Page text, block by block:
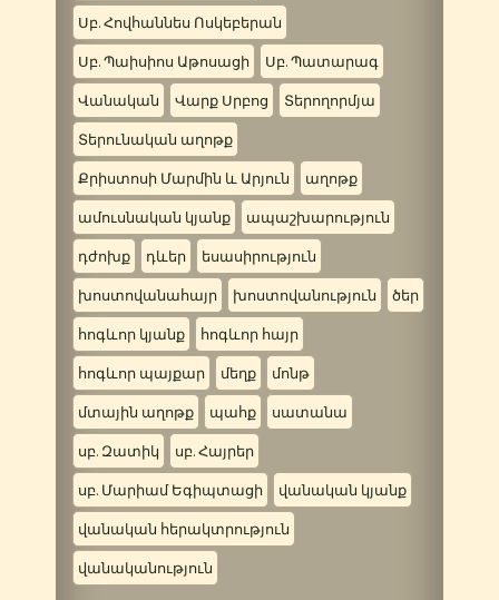
Սբ. Հովհաննես Ոսկեբերան
Սբ. Պաիսիոս Աթոսացի Սբ. Պատարագ
Վանական Վարք Սրբոց Տերողորմյա
Տերունական աղոթք
Քրիստոսի Մարմին և Արյուն աղոթք
ամուսնական կյանք ապաշխարություն
դժոխք դևեր եսասիրություն
խոստովանահայր խոստովանություն ծեր
հոգևոր կյանք հոգևոր հայր
հոգևոր պայքար մեղք մոնթ
մտային աղոթք պահք սատանա
սբ. Զատիկ սբ. Հայրեր
սբ. Մարիամ Եգիպտացի վանական կյանք
վանական հերակտրություն
վանականություն